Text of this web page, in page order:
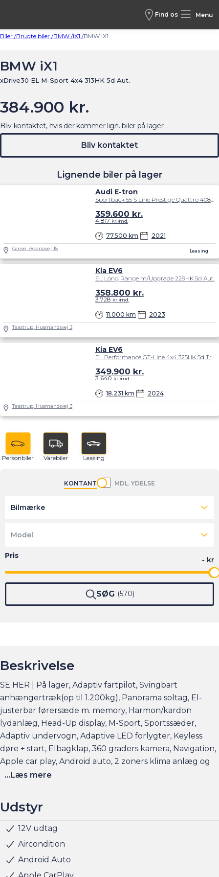
Find os Menu
Biler /Brugte biler /BMW /iX1 /BMW iX1
BMW iX1
xDrive30 EL M-Sport 4x4 313HK 5d Aut.
384.900 kr.
Lignende biler på lager
Leasing
Audi E-tron
Sportback 55 S Line Prestige Quattro 408HK 5d Trinl. Gear
77.500 km 2021
359.600 kr.
4.817 kr./md.
Greve, Agenavej 15
Kia EV6
EL Long Range m/Upgrade 229HK 5d Aut.
11.000 km 2023
358.800 kr.
3.728 kr./md.
Taastrup, Husmandsvej 3
Kia EV6
EL Performance GT-Line 4x4 325HK 5d Trinl. Gear
18.231 km 2024
349.900 kr.
3.640 kr./md.
Taastrup, Husmandsvej 3
Bliv kontaktet, hvis der kommer lign. biler på lager
Bliv kontaktet
Personbiler Varebiler Leasing
KONTANT MDL. YDELSE
Bilmærke
Model
SØG 570
Beskrivelse
SE HER | På lager, Adaptiv fartpilot, Svingbart
anhængertræk(op til 1.200kg), Panorama soltag, El-
justerbar førersæde m. memory, Harmon/kardon
lydanlæg, Head-Up display, M-Sport, Sportssæder,
Adaptiv undervogn, Adaptive LED forlygter, Keyless
døre + start, Elbagklap, 360 graders kamera, Navigation,
Apple car play, Android auto, 2 zoners klima anlæg og
meget mere.
Rækkevidde: (WLTP): 438 km
Hjemmeladning: 11 kw/3 faser (ca. 6,5 timer)
Se flere billeder, få et overblik over totalomkostninger
...Læs mere
Udstyr
12V udtag
Aircondition
Android Auto
Kørecomputer
Multifunktionsrat
Navigation
Nøglefri døre
Nøglefri start
Parkeringssensor for/bag
Radio
Regnsensor
Servo
Udvendig temperaturmåler
USB - C stik
LED baglygter
LED forlygter
LED kørelys
Armlæn
Højdejusterbart førersæde
Kopholder
Splitbagsæde
Vejbaneassistent
Startspærre
Selealarm
Lyssensor
Isofix
ESP
Dæktrykssensor
5 sæder
Automatisk op-/nedblænding
Sportssæder
Harman-Kardon lydsystem
Alufælge
Fuld LED forlygter
Adaptive forlygter
Kunstlæder
Klimaanlæg
Parkeringssensor bag
Parkeringssensor for
360° kamera
Anhængertræk
Anhængertræk aftageligt
Anhængertræk svingbart (man.)
Bluetooth
El indst. førersæde
El indst. førersæde m. memory
Fartpilot adaptiv
Fjernbetjent centrallås
Head-up display
Glastag
Soltag